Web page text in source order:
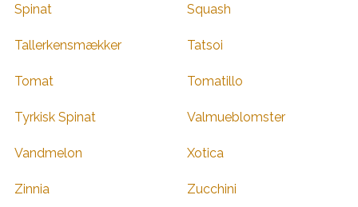
Spinat Squash
Tallerkensmækker Tatsoi
Tomat Tomatillo
Tyrkisk Spinat Valmueblomster
Vandmelon Xotica
Zinnia Zucchini